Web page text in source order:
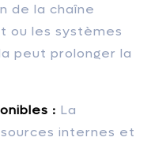
de la chaîne
ou les systèmes
peut prolonger la
: La
internes et